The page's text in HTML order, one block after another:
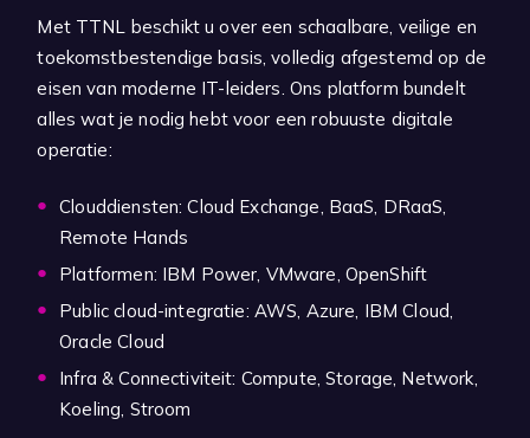
Met TTNL beschikt u over een schaalbare, veilige en
toekomstbestendige basis, volledig afgestemd op de
eisen van moderne IT-leiders. Ons platform bundelt
alles wat je nodig hebt voor een robuuste digitale
operatie:
Clouddiensten: Cloud Exchange, BaaS, DRaaS,
Remote Hands
Platformen: IBM Power, VMware, OpenShift
Public cloud-integratie: AWS, Azure, IBM Cloud,
Oracle Cloud
Infra & Connectiviteit: Compute, Storage, Network,
Koeling, Stroom